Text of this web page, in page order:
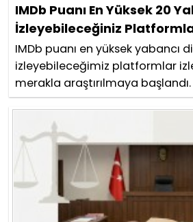
IMDb Puanı En Yüksek 20
İzleyebileceğiniz
IMDb puanı en yüksek yabancı
izleyebileceğimiz platformlar
merakla araştırılmaya